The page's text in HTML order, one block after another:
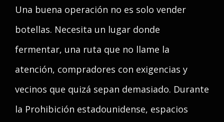
Una buena operación no es solo vender
botellas. Necesita un lugar donde
fermentar, una ruta que no llame la
atención, compradores con exigencias y
vecinos que quizá sepan demasiado. Durante
la Prohibición estadounidense, espacios